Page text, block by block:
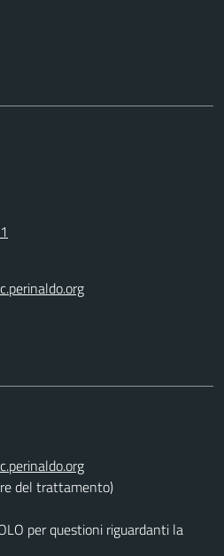
del trattamento)
per questioni riguardanti la